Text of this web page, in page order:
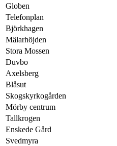
Globen
Telefonplan
Björkhagen
Mälarhöjden
Stora Mossen
Duvbo
Axelsberg
Blåsut
Skogskyrkogården
Mörby centrum
Tallkrogen
Enskede Gård
Svedmyra